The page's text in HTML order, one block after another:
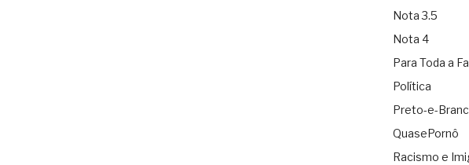
Nota 3.5
Nota 4
Para Toda a
Política
Preto-e-
QuasePornô
Racismo e